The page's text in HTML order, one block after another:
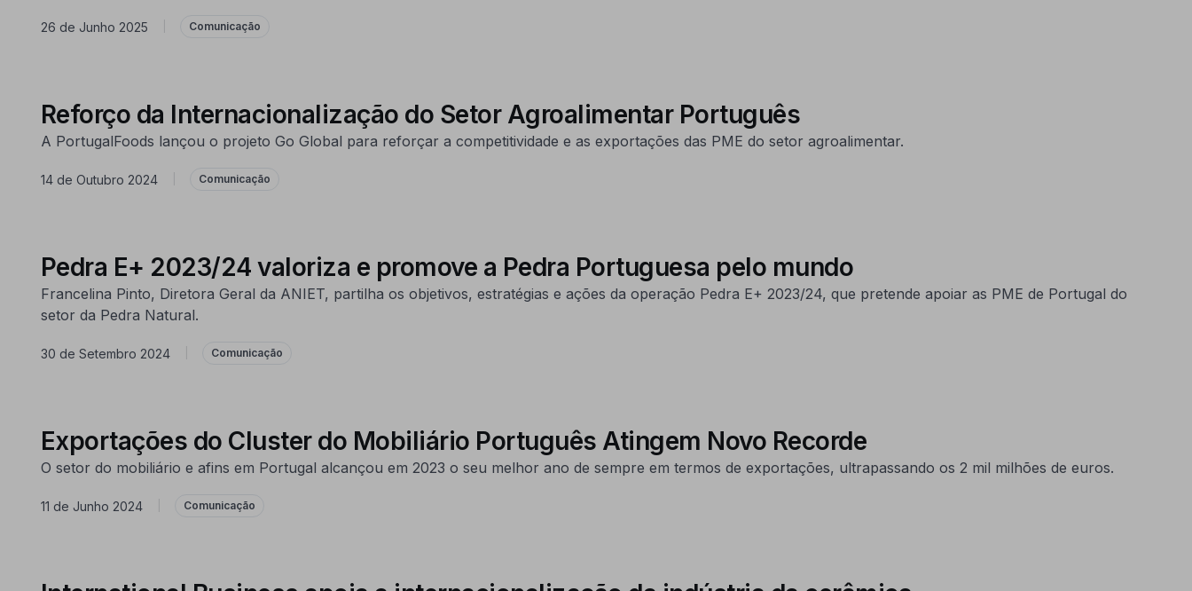
26 de Junho 2025 Comunicação
Reforço da Internacionalização do Setor Agroalimentar Português
A PortugalFoods lançou o projeto Go Global para reforçar a competitividade e as exportações das PME do setor agroalimentar.
14 de Outubro 2024 Comunicação
Pedra E+ 2023/24 valoriza e promove a Pedra Portuguesa pelo mundo
Francelina Pinto, Diretora Geral da ANIET, partilha os objetivos, estratégias e ações da operação Pedra E+ 2023/24, que pretende apoiar as PME de Portugal do
setor da Pedra Natural.
30 de Setembro 2024 Comunicação
Exportações do Cluster do Mobiliário Português Atingem Novo Recorde
O setor do mobiliário e afins em Portugal alcançou em 2023 o seu melhor ano de sempre em termos de exportações, ultrapassando os 2 mil milhões de euros.
11 de Junho 2024 Comunicação